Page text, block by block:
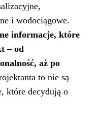
i wodociągowe.
informacje, które
– od
aż po
to nie są
które decydują o